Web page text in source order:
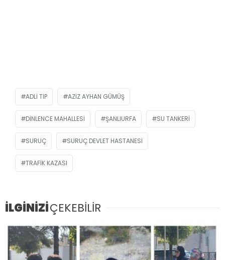
ADLI TIP AZIZ AYHAN GÜMÜŞ
DINLENCE MAHALLESI ŞANLIURFA SU TANKERI
SURUÇ SURUÇ DEVLET HASTANESI
TRAFIK KAZASI
İLGİNİZİÇEKEBİLİR